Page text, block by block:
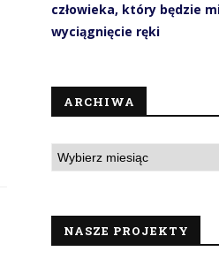
człowieka, który będzie
wyciągnięcie ręki
ARCHIWA
NASZE PROJEKTY